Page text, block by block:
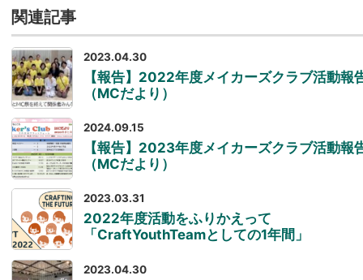
関連記事
2023.04.30
【報告】2022年度メイカーズクラブ活動報
（MCだより）
2024.09.15
【報告】2023年度メイカーズクラブ活動報
（MCだより）
2023.03.31
2022年度活動をふりかえって
「CraftYouthTeamとしての1年間」
2023.04.30